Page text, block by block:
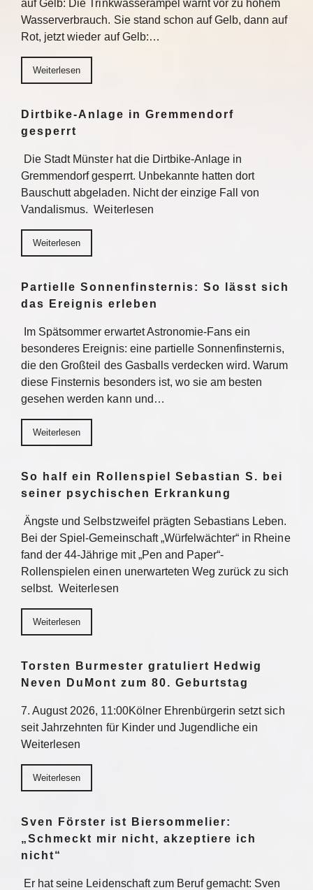
auf Gelb: Die Trinkwasserampel warnt vor zu hohem
Wasserverbrauch. Sie stand schon auf Gelb, dann auf
Rot, jetzt wieder auf Gelb:…
Weiterlesen
Dirtbike-Anlage in Gremmendorf
gesperrt
Die Stadt Münster hat die Dirtbike-Anlage in
Gremmendorf gesperrt. Unbekannte hatten dort
Bauschutt abgeladen. Nicht der einzige Fall von
Vandalismus. Weiterlesen
Weiterlesen
Partielle Sonnenfinsternis: So lässt sich
das Ereignis erleben
Im Spätsommer erwartet Astronomie-Fans ein
besonderes Ereignis: eine partielle Sonnenfinsternis,
die den Großteil des Gasballs verdecken wird. Warum
diese Finsternis besonders ist, wo sie am besten
gesehen werden kann und…
Weiterlesen
So half ein Rollenspiel Sebastian S. bei
seiner psychischen Erkrankung
Ängste und Selbstzweifel prägten Sebastians Leben.
Bei der Spiel-Gemeinschaft „Würfelwächter“ in Rheine
fand der 44-Jährige mit „Pen and Paper“-
Rollenspielen einen unerwarteten Weg zurück zu sich
selbst. Weiterlesen
Weiterlesen
Torsten Burmester gratuliert Hedwig
Neven DuMont zum 80. Geburtstag
7. August 2026, 11:00Kölner Ehrenbürgerin setzt sich
seit Jahrzehnten für Kinder und Jugendliche ein
Weiterlesen
Weiterlesen
Sven Förster ist Biersommelier:
„Schmeckt mir nicht, akzeptiere ich
nicht“
Er hat seine Leidenschaft zum Beruf gemacht: Sven